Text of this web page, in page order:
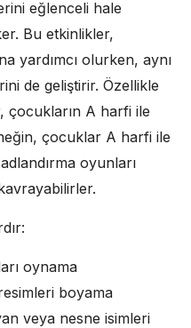
eğlenceli hale
Bu etkinlikler,
yardımcı olurken, aynı
de geliştirir. Özellikle
çocukların A harfi ile
çocuklar A harfi ile
oyunları
oynama
boyama
veya nesne isimleri